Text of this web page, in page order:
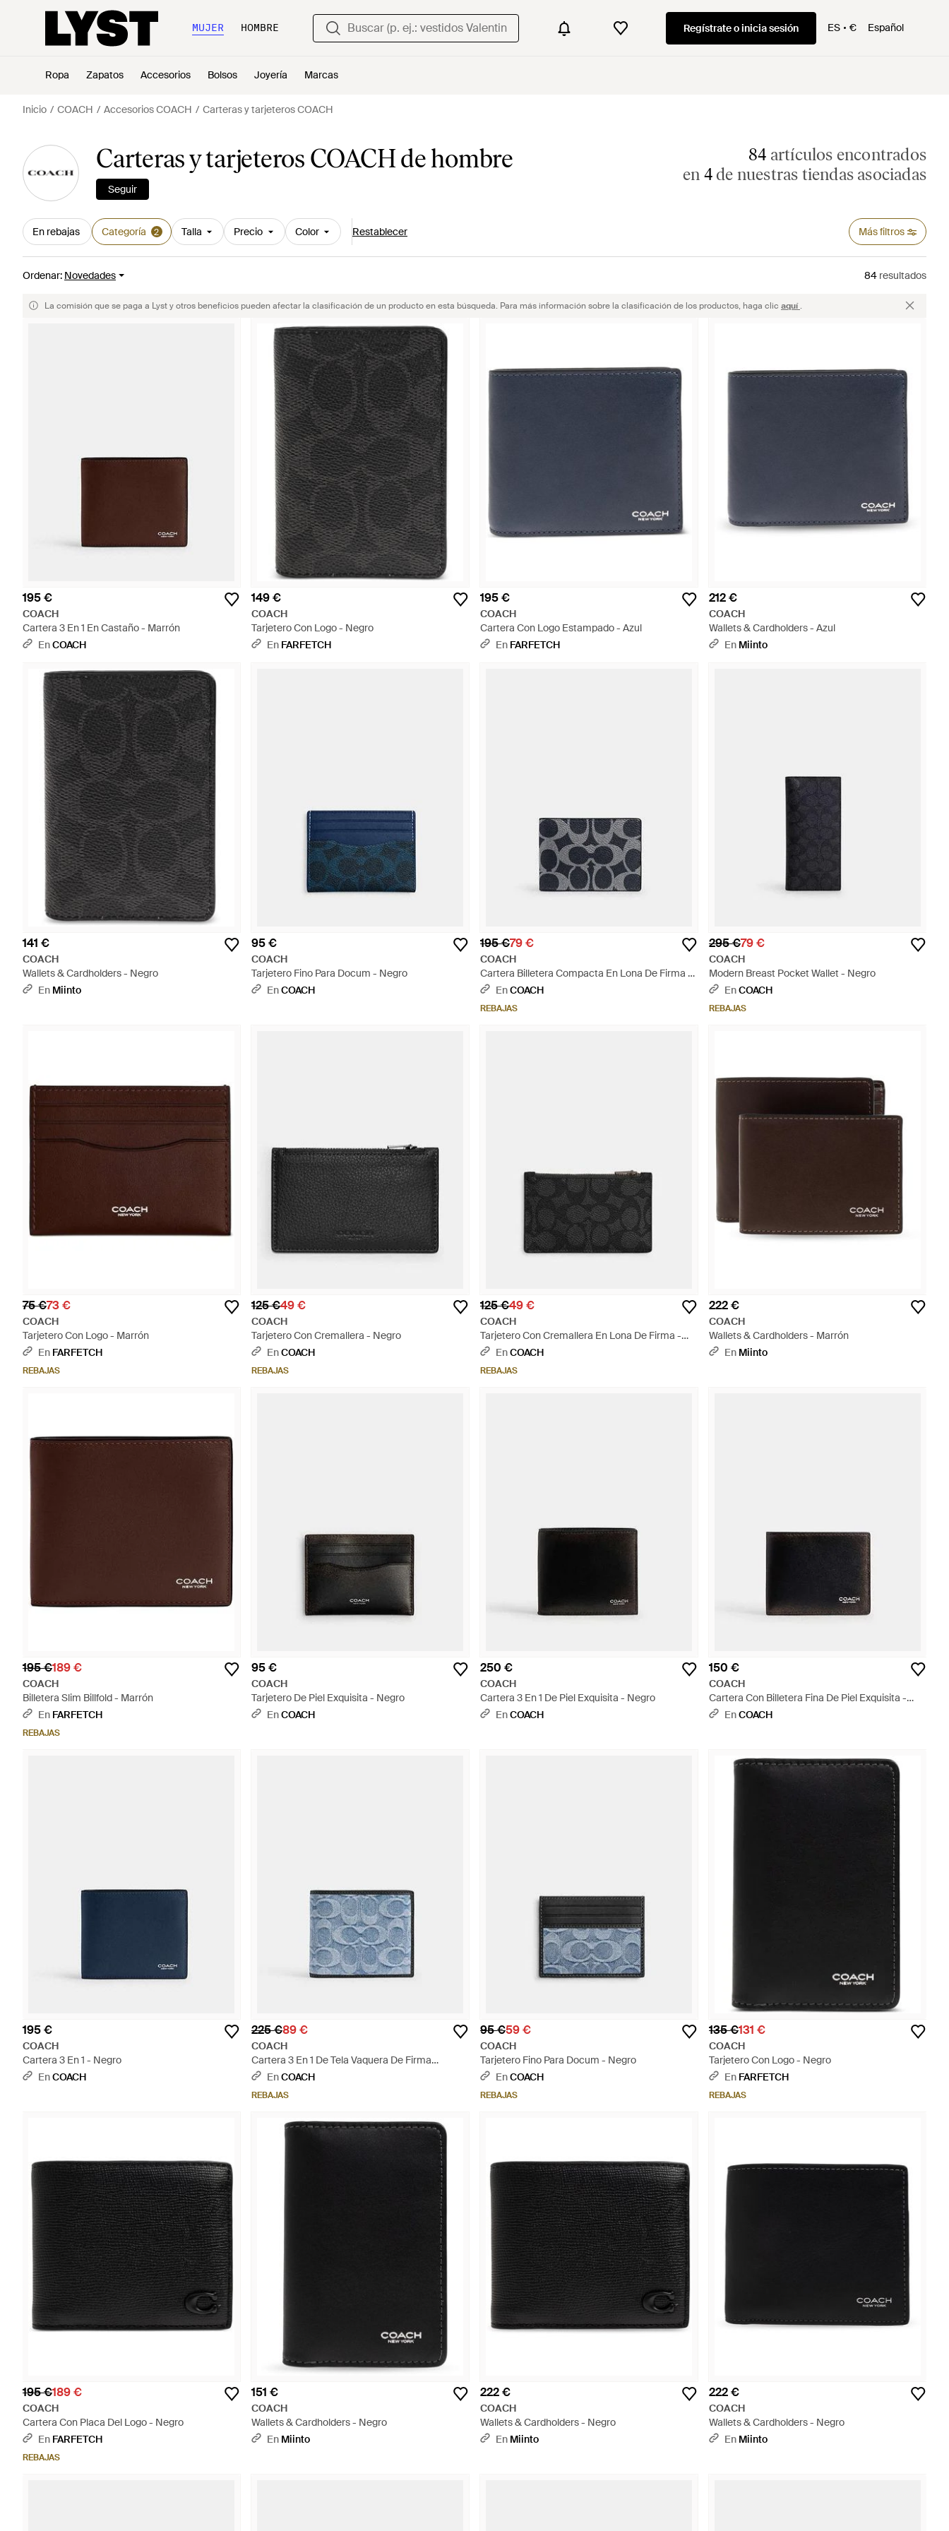
MUJER HOMBRE Regístrate o inicia sesión ES € Español
Ropa Zapatos Accesorios Bolsos Joyería Marcas
Inicio COACH Accesorios COACH Carteras y tarjeteros COACH
Carteras y tarjeteros COACH de hombre
Seguir
84 artículos encontrados
en 4 de nuestras tiendas asociadas
En rebajas Categoría 2 Talla Precio Color Restablecer Más filtros
Ordenar: Novedades 84 resultados
La comisión que se paga a Lyst y otros beneficios pueden afectar la clasificación de un producto en esta búsqueda. Para más información sobre la clasificación de los productos, haga clic aquí.
195 €
COACH
Cartera 3 En 1 En Castaño - Marrón
EnCOACH
149 €
COACH
Tarjetero Con Logo - Negro
En FARFETCH
195 €
COACH
Cartera Con Logo Estampado - Azul
En FARFETCH
212 €
COACH
Wallets & Cardholders - Azul
En Miinto
141 €
COACH
Wallets & Cardholders - Negro
En Miinto
95 €
COACH
Tarjetero Fino Para Docum - Negro
EnCOACH
195 €79 €
COACH
Cartera Billetera Compacta En Lona De Firma -
Negro
EnCOACH
REBAJAS
295 €79 €
COACH
Modern Breast Pocket Wallet - Negro
EnCOACH
REBAJAS
75 €73 €
COACH
Tarjetero Con Logo - Marrón
En FARFETCH
REBAJAS
125 €49 €
COACH
Tarjetero Con Cremallera - Negro
EnCOACH
REBAJAS
125 €49 €
COACH
Tarjetero Con Cremallera En Lona De Firma -
Negro
EnCOACH
REBAJAS
222 €
COACH
Wallets & Cardholders - Marrón
En Miinto
195 €189 €
COACH
Billetera Slim Billfold - Marrón
En FARFETCH
REBAJAS
95 €
COACH
Tarjetero De Piel Exquisita - Negro
EnCOACH
250 €
COACH
Cartera 3 En 1 De Piel Exquisita - Negro
EnCOACH
150 €
COACH
Cartera Con Billetera Fina De Piel Exquisita -
Negro
EnCOACH
195 €
COACH
Cartera 3 En 1 - Negro
EnCOACH
225 €89 €
COACH
Cartera 3 En 1 De Tela Vaquera De Firma
Exquisita - Negro
EnCOACH
REBAJAS
95 €59 €
COACH
Tarjetero Fino Para Docum - Negro
EnCOACH
REBAJAS
135 €131 €
COACH
Tarjetero Con Logo - Negro
En FARFETCH
REBAJAS
195 €189 €
COACH
Cartera Con Placa Del Logo - Negro
En FARFETCH
REBAJAS
151 €
COACH
Wallets & Cardholders - Negro
En Miinto
222 €
COACH
Wallets & Cardholders - Negro
En Miinto
222 €
COACH
Wallets & Cardholders - Negro
En Miinto